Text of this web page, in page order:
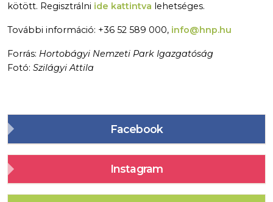
kötött. Regisztrálni ide kattintva lehetséges.
További információ: +36 52 589 000, info@hnp.hu
Forrás: Hortobágyi Nemzeti Park Igazgatóság
Fotó: Szilágyi Attila
Facebook
Instagram